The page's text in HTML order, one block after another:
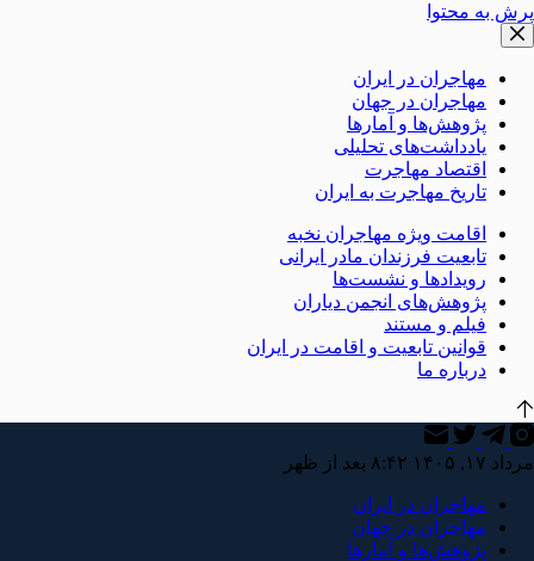
پرش به محتوا
مهاجران در ایران
مهاجران در جهان
پژوهش‌ها و آمارها
یادداشت‌های تحلیلی
اقتصاد مهاجرت
تاریخ مهاجرت به ایران
اقامت ویژه مهاجران نخبه
تابعیت فرزندان مادر ایرانی
رویدادها و نشست‌ها
پژوهش‌های انجمن دیاران
فیلم و مستند
قوانین تابعیت و اقامت در ایران
درباره ما
مرداد ۱۷, ۱۴۰۵ ۸:۴۲ بعد از ظهر
مهاجران در ایران
مهاجران در جهان
پژوهش‌ها و آمارها